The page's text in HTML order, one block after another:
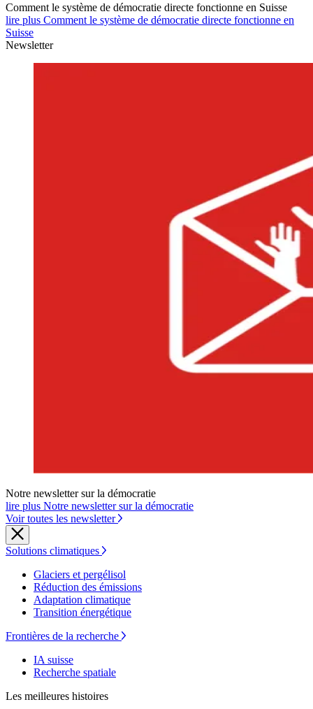
Comment le système de démocratie directe fonctionne en Suisse
lire plus Comment le système de démocratie directe fonctionne en
Suisse
Newsletter
Notre newsletter sur la démocratie
lire plus Notre newsletter sur la démocratie
Voir toutes les newsletter
Solutions climatiques
Glaciers et pergélisol
Réduction des émissions
Adaptation climatique
Transition énergétique
Frontières de la recherche
IA suisse
Recherche spatiale
Les meilleures histoires